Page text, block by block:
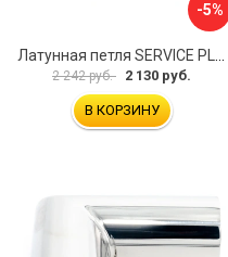
-5%
Латунная петля SERVICE PLUS CL-905-PC
2 242 руб. 2 130 руб.
В КОРЗИНУ